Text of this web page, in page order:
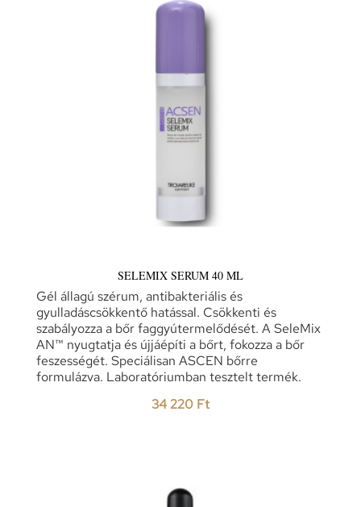
SELEMIX SERUM 40 ML
Gél állagú szérum, antibakteriális és
gyulladáscsökkentő hatással. Csökkenti és
szabályozza a bőr faggyútermelődését. A SeleMix
AN™ nyugtatja és újjáépíti a bőrt, fokozza a bőr
feszességét. Speciálisan ASCEN bőrre
formulázva. Laboratóriumban tesztelt termék.
34 220 Ft